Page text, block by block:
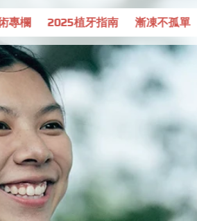
南 漸凍不孤單 愛不沾黏 守